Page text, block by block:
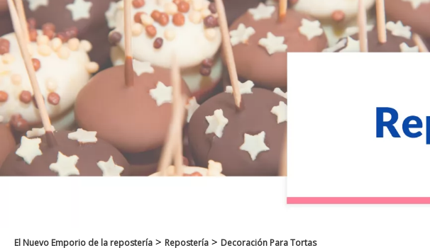
El Nuevo Emporio de la repostería > Repostería > Decoración Para Tortas